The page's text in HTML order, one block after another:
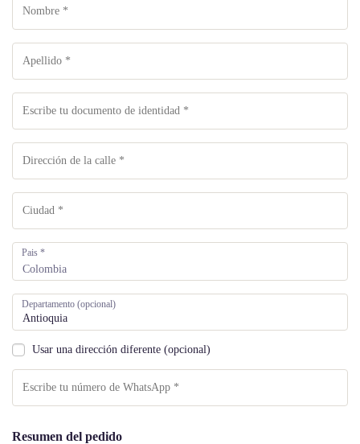
Pais *
Colombia
Departamento (opcional)
Usar una dirección diferente (opcional)
Resumen del pedido